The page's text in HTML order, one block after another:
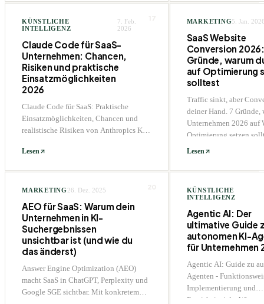
KÜNSTLICHE
INTELLIGENZ
7. Feb.
2026
Claude Code für SaaS-
Unternehmen: Chancen,
Risiken und praktische
Einsatzmöglichkeiten
2026
Claude Code für SaaS: Praktische
Einsatzmöglichkeiten, Chancen und
realistische Risiken von Anthropics KI-
Lesen
MARKETING5. Jan.
SaaS Website
Conversion
Gründe, warum
auf Optimierung
solltest
Traffic sinkt, aber
deiner Hand. 7 Gründe,
Unternehmen 2026 auf
Optimierung setzen
Lesen
MARKETING26. Dez. 2025
AEO für SaaS: Warum dein
Unternehmen in KI-
Suchergebnissen
unsichtbar ist (und wie du
das änderst)
Answer Engine Optimization (AEO)
macht SaaS in ChatGPT, Perplexity und
Google SGE sichtbar. Mit konkretem
KÜNSTLICHE
INTELLIGENZ
Agentic AI: Der
ultimative Guide
autonomen KI-
für Unternehmen
Agentic AI: Guide zu
Agenten -
Implementierung und
Praxisbeispiele. Wie